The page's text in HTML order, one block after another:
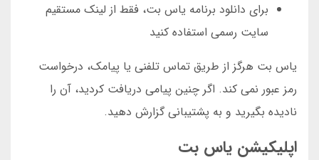
برای دانلود برنامه یاس بت، فقط از لینک مستقیم
سایت رسمی استفاده کنید
یاس بت هرگز از طریق تماس تلفنی یا پیامک، درخواست
رمز عبور نمی کند. اگر چنین پیامی دریافت کردید، آن را
نادیده بگیرید و به پشتیبانی گزارش دهید.
اپلیکیشن یاس بت